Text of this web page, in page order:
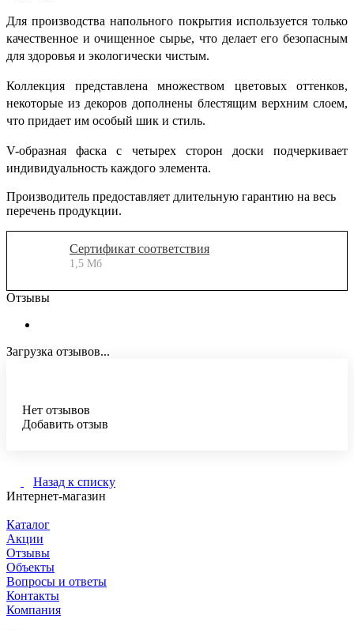
Для производства напольного покрытия используется только
качественное и очищенное сырье, что делает его безопасным
для здоровья и экологически чистым.
Коллекция представлена множеством цветовых оттенков,
некоторые из декоров дополнены блестящим верхним слоем,
что придает им особый шик и стиль.
V-образная фаска с четырех сторон доски подчеркивает
индивидуальность каждого элемента.
Производитель предоставляет длительную гарантию на весь
перечень продукции.
Сертификат соответствия
1,5 Мб
Отзывы
Загрузка отзывов...
Нет отзывов
Добавить отзыв
Назад к списку
Интернет-магазин
Каталог
Акции
Отзывы
Объекты
Вопросы и ответы
Контакты
Компания